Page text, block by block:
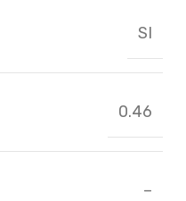
SI
0.46
–